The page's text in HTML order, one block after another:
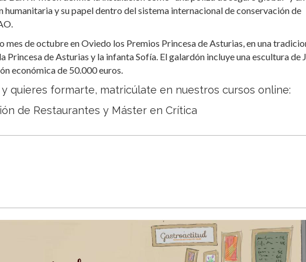
humanitaria y su papel dentro del sistema internacional de conservación de
mes de octubre en Oviedo los Premios Princesa de Asturias, en una
de Asturias y la infanta Sofía. El galardón incluye una escultura de
económica de 50.000 euros.
quieres formarte, matricúlate en nuestros cursos online:
de Restaurantes y Máster en Crítica